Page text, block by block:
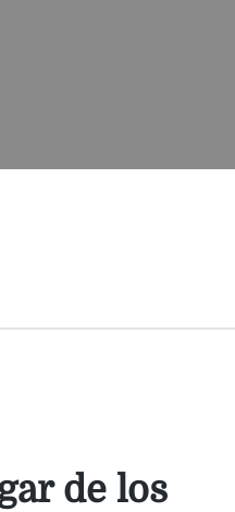
de los